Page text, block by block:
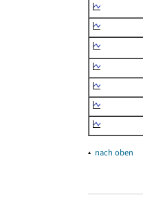
▴ nach oben